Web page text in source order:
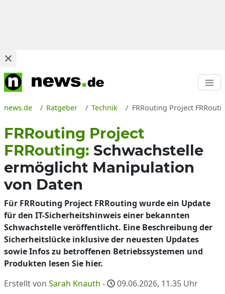
news.de Ratgeber Technik FRRouting Project
FRRouting Project
FRRouting: Schwachstelle
ermöglicht Manipulation
von Daten
Für FRRouting Project FRRouting wurde ein Update
für den IT-Sicherheitshinweis einer bekannten
Schwachstelle veröffentlicht. Eine Beschreibung der
Sicherheitslücke inklusive der neuesten Updates
sowie Infos zu betroffenen Betriebssystemen und
Produkten lesen Sie hier.
Erstellt von Sarah Knauth - 09.06.2026, 11.35 Uhr